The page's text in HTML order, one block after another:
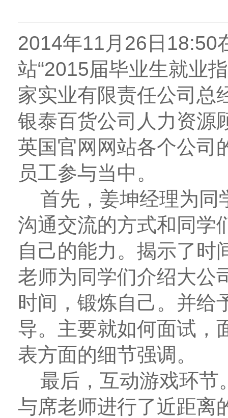
2014年11月26日18:50
站“2015届毕业生就业
家实业有限责任公司总
银泰百货公司人力资源
英国官网网站各个公司
员工参与当中。
首先，姜坤经理为同
沟通交流的方式和同学
自己的能力。揭示了时
老师为同学们介绍大公
时间，锻炼自己。并给
导。主要就如何面试，
表方面的细节强调。
最后，互动游戏环节
与席老师进行了近距离